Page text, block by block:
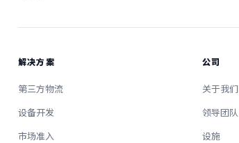
解决方案
第三方物流
设备开发
市场准入
公司
关于我们
领导团队
设施